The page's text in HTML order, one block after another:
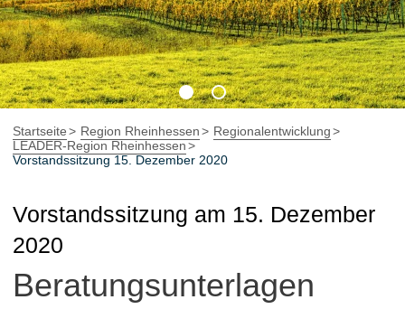
ShopRheinhessen-Blog Karte
Startseite Region Rheinhessen
Regionalentwicklung
LEADER-Region Rheinhessen
Vorstandssitzung 15. Dezember 2020
Vorstandssitzung am 15. Dezember
2020
Beratungsunterlagen